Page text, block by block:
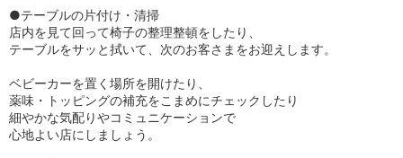
●テーブルの片付け・清掃
店内を見て回って椅子の整理整頓をしたり、
テーブルをサッと拭いて、次のお客さまをお迎えします。
ベビーカーを置く場所を開けたり、
薬味・トッピングの補充をこまめにチェックしたり
細やかな気配りやコミュニケーションで
心地よい店にしましょう。